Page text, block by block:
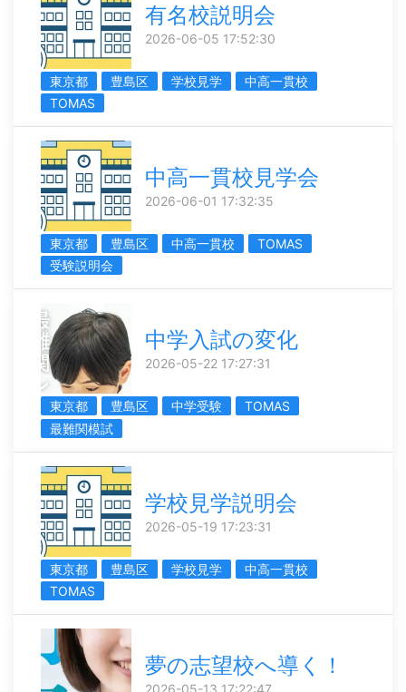
有名校説明会
2026-06-05 17:52:30
東京都 豊島区 学校見学
中高一貫校
TOMAS
中高一貫校見学会
2026-06-01 17:32:35
東京都 豊島区 中高一貫校
TOMAS
受験説明会
中学入試の変化
2026-05-22 17:27:31
東京都 豊島区 中学受験
TOMAS
最難関模試
学校見学説明会
2026-05-19 17:23:31
東京都 豊島区 学校見学
中高一貫校
TOMAS
夢の志望校へ導く！
2026-05-13 17:22:47